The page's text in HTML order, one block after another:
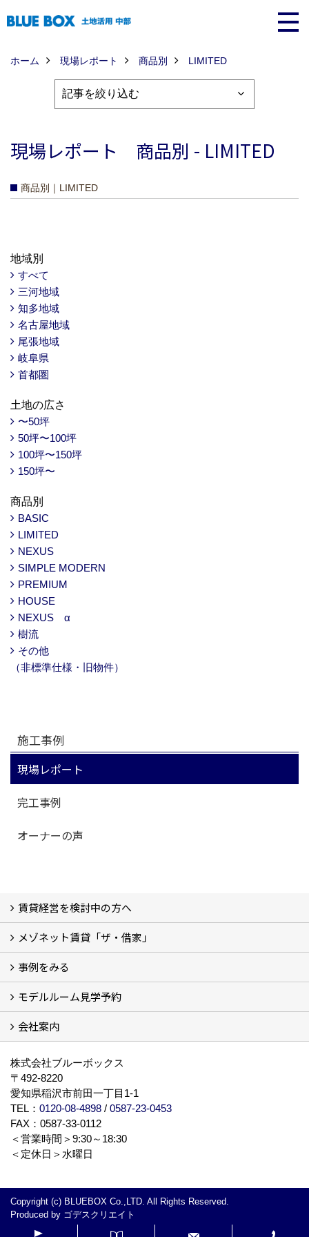
ホーム 現場レポート 商品別 LIMITED
現場レポート 商品別 - LIMITED
商品別｜LIMITED
地域別
すべて
三河地域
知多地域
名古屋地域
尾張地域
岐阜県
首都圏
土地の広さ
〜50坪
50坪〜100坪
100坪〜150坪
150坪〜
商品別
BASIC
LIMITED
NEXUS
SIMPLE MODERN
PREMIUM
HOUSE
NEXUS α
樹流
その他
（非標準仕様・旧物件）
施工事例
現場レポート
完工事例
オーナーの声
賃貸経営を検討中の方へ
私たちの考え方
賃貸経営の成功学
様々な無料サービス
相続税とは
よくあるご質問
メゾネット賃貸「ザ・借家」
ザ・借家について詳しく知る (2)
事例をみる
建設中の現場レポート
完成した建物を見てみる
オーナーの声
モデルルーム見学予約
モデルルーム見学予約
会社案内
BLUE BOXについて
株式会社ブルーボックス
〒492-8220
愛知県稲沢市前田一丁目1-1
TEL： 0120-08-4898 / 0587-23-0453
FAX：0587-33-0112
＜営業時間＞9:30～18:30
＜定休日＞水曜日
Copyright (c) BLUEBOX Co.,LTD. All Rights Reserved.
Produced by ゴデスクリエイト